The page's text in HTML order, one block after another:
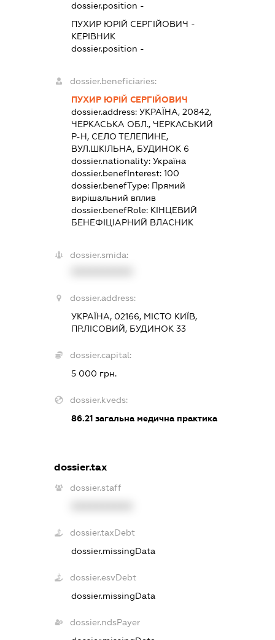
dossier.position -
ПУХИР ЮРІЙ СЕРГІЙОВИЧ -
КЕРІВНИК
dossier.position -
dossier.beneficiaries:
ПУХИР ЮРІЙ СЕРГІЙОВИЧ
dossier.address:УКРАЇНА, 20842,
ЧЕРКАСЬКА ОБЛ., ЧЕРКАСЬКИЙ
Р-Н, СЕЛО ТЕЛЕПИНЕ,
ВУЛ.ШКІЛЬНА, БУДИНОК 6
dossier.nationality:Україна
dossier.benefInterest:100
dossier.benefType: Прямий
вирішальний вплив
dossier.benefRole: КІНЦЕВИЙ
БЕНЕФІЦІАРНИЙ ВЛАСНИК
dossier.smida:
dossier.address:
УКРАЇНА, 02166, МІСТО КИЇВ,
ПР.ЛІСОВИЙ, БУДИНОК 33
dossier.capital:
5 000 грн.
dossier.kveds:
86.21 загальна медична практика
dossier.tax
dossier.staff
dossier.taxDebt
dossier.missingData
dossier.esvDebt
dossier.missingData
dossier.ndsPayer